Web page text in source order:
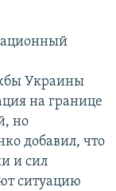
Украины
на границе
но
добавил, что
и сил
ситуацию